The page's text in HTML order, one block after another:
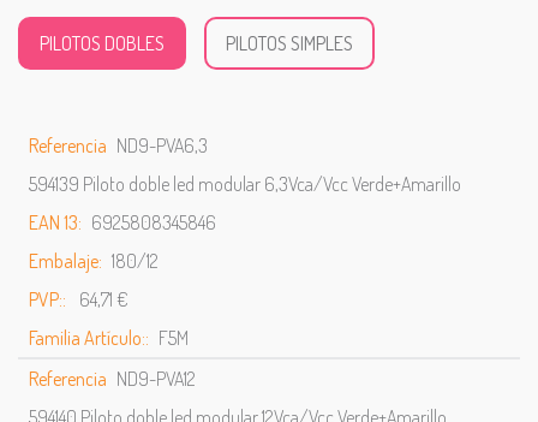
PILOTOS DOBLES PILOTOS SIMPLES
Referencia ND9-PVA6,3
594139 Piloto doble led modular 6,3Vca/Vcc Verde+Amarillo
EAN 13: 6925808345846
Embalaje: 180/12
PVP::
64,71 €
Familia Artículo:: F5M
Referencia ND9-PVA12